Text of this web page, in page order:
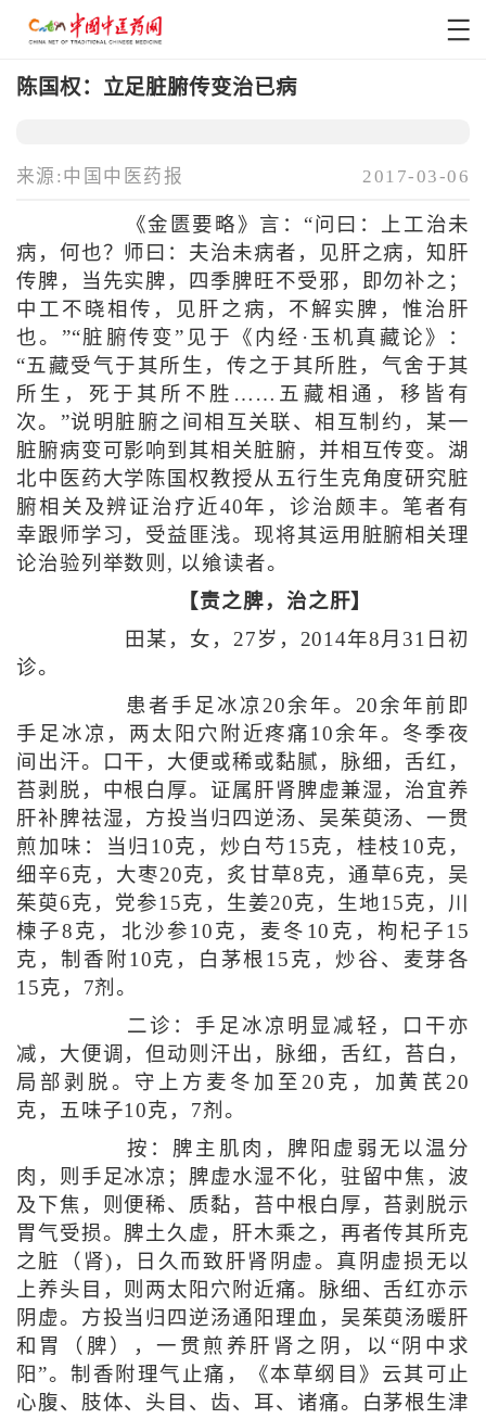
陈国权：立足脏腑传变治已病
来源:中国中医药报 2017-03-06
《金匮要略》言：“问曰：上工治未
病，何也？师曰：夫治未病者，见肝之病，知肝
传脾，当先实脾，四季脾旺不受邪，即勿补之；
中工不晓相传，见肝之病，不解实脾，惟治肝
也。”“脏腑传变”见于《内经·玉机真藏论》：
“五藏受气于其所生，传之于其所胜，气舍于其
所生，死于其所不胜……五藏相通，移皆有
次。”说明脏腑之间相互关联、相互制约，某一
脏腑病变可影响到其相关脏腑，并相互传变。湖
北中医药大学陈国权教授从五行生克角度研究脏
腑相关及辨证治疗近40年，诊治颇丰。笔者有
幸跟师学习，受益匪浅。现将其运用脏腑相关理
论治验列举数则, 以飨读者。
【责之脾，治之肝】
田某，女，27岁，2014年8月31日初
诊。
患者手足冰凉20余年。20余年前即
手足冰凉，两太阳穴附近疼痛10余年。冬季夜
间出汗。口干，大便或稀或黏腻，脉细，舌红，
苔剥脱，中根白厚。证属肝肾脾虚兼湿，治宜养
肝补脾祛湿，方投当归四逆汤、吴茱萸汤、一贯
煎加味：当归10克，炒白芍15克，桂枝10克，
细辛6克，大枣20克，炙甘草8克，通草6克，吴
茱萸6克，党参15克，生姜20克，生地15克，川
楝子8克，北沙参10克，麦冬10克，枸杞子15
克，制香附10克，白茅根15克，炒谷、麦芽各
15克，7剂。
二诊：手足冰凉明显减轻，口干亦
减，大便调，但动则汗出，脉细，舌红，苔白，
局部剥脱。守上方麦冬加至20克，加黄芪20
克，五味子10克，7剂。
按：脾主肌肉，脾阳虚弱无以温分
肉，则手足冰凉；脾虚水湿不化，驻留中焦，波
及下焦，则便稀、质黏，苔中根白厚，苔剥脱示
胃气受损。脾土久虚，肝木乘之，再者传其所克
之脏（肾)，日久而致肝肾阴虚。真阴虚损无以
上养头目，则两太阳穴附近痛。脉细、舌红亦示
阴虚。方投当归四逆汤通阳理血，吴茱萸汤暖肝
和胃（脾），一贯煎养肝肾之阴，以“阴中求
阳”。制香附理气止痛，《本草纲目》云其可止
心腹、肢体、头目、齿、耳、诸痛。白茅根生津